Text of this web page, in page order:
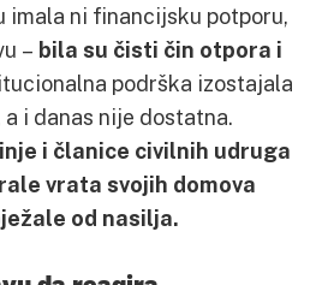
imala ni financijsku potporu,
– bila su čisti čin otpora i
podrška izostajala
i danas nije dostatna.
i članice civilnih udruga
vrata svojih domova
od nasilja.